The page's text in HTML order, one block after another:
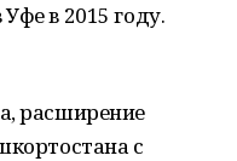
в 2015 году.
расширение
с